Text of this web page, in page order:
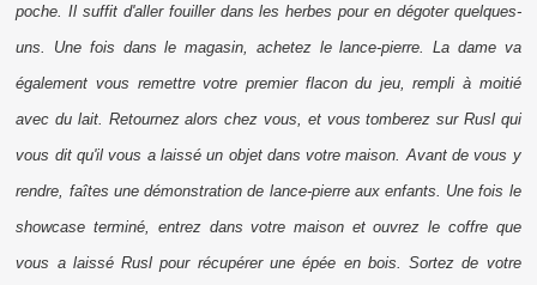
poche. Il suffit d'aller fouiller dans les herbes pour en dégoter quelques-
uns. Une fois dans le magasin, achetez le lance-pierre. La dame va
également vous remettre votre premier flacon du jeu, rempli à moitié
avec du lait. Retournez alors chez vous, et vous tomberez sur Rusl qui
vous dit qu'il vous a laissé un objet dans votre maison. Avant de vous y
rendre, faîtes une démonstration de lance-pierre aux enfants. Une fois le
showcase terminé, entrez dans votre maison et ouvrez le coffre que
vous a laissé Rusl pour récupérer une épée en bois. Sortez de votre